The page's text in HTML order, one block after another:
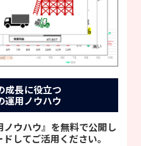
成長に役立つ
運用ノウハウ
ノウハウ』を無料で公開し
してご活用ください。